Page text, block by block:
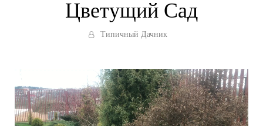
Цветущий Сад
Типичный Дачник